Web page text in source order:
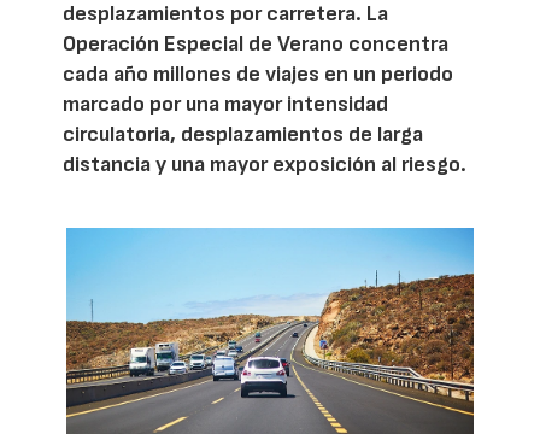
desplazamientos por carretera. La
Operación Especial de Verano concentra
cada año millones de viajes en un periodo
marcado por una mayor intensidad
circulatoria, desplazamientos de larga
distancia y una mayor exposición al riesgo.